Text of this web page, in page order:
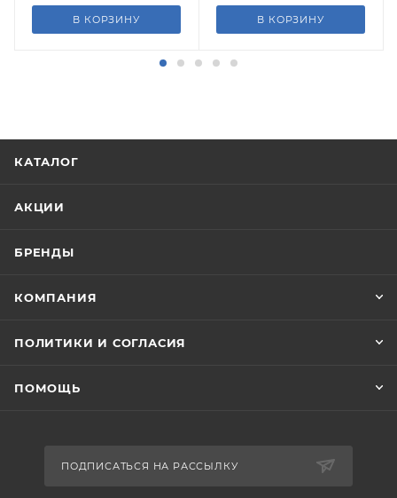
В КОРЗИНУ В КОРЗИНУ
КАТАЛОГ
АКЦИИ
БРЕНДЫ
КОМПАНИЯ
ПОЛИТИКИ И СОГЛАСИЯ
ПОМОЩЬ
ПОДПИСАТЬСЯ НА РАССЫЛКУ